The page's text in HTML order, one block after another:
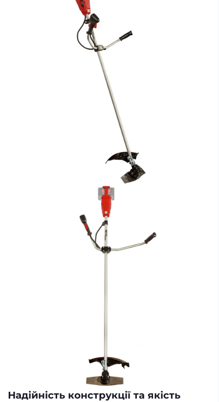
Надійність конструкції та якість